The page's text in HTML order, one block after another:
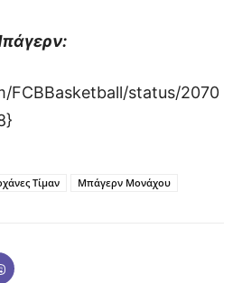
status/2070
Τίμαν Μπάγερν Μονάχου